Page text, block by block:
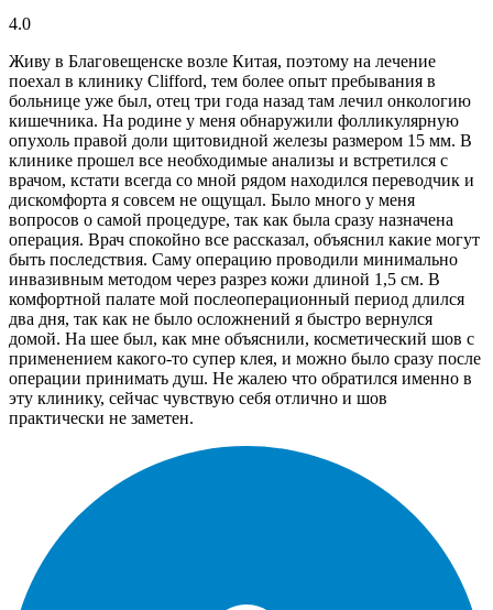
4.0
Живу в Благовещенске возле Китая, поэтому на лечение
поехал в клинику Clifford, тем более опыт пребывания в
больнице уже был, отец три года назад там лечил онкологию
кишечника. На родине у меня обнаружили фолликулярную
опухоль правой доли щитовидной железы размером 15 мм. В
клинике прошел все необходимые анализы и встретился с
врачом, кстати всегда со мной рядом находился переводчик и
дискомфорта я совсем не ощущал. Было много у меня
вопросов о самой процедуре, так как была сразу назначена
операция. Врач спокойно все рассказал, объяснил какие могут
быть последствия. Саму операцию проводили минимально
инвазивным методом через разрез кожи длиной 1,5 см. В
комфортной палате мой послеоперационный период длился
два дня, так как не было осложнений я быстро вернулся
домой. На шее был, как мне объяснили, косметический шов с
применением какого-то супер клея, и можно было сразу после
операции принимать душ. Не жалею что обратился именно в
эту клинику, сейчас чувствую себя отлично и шов
практически не заметен.